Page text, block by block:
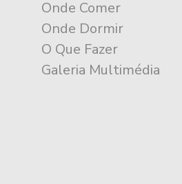
Onde Comer
Onde Dormir
O Que Fazer
Galeria Multimédia